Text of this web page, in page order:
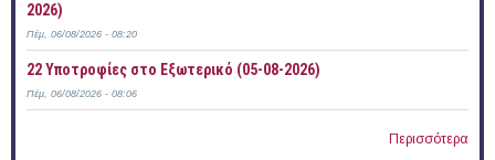
2026)
Πέμ, 06/08/2026 - 08:20
22 Υποτροφίες στο Εξωτερικό (05-08-2026)
Πέμ, 06/08/2026 - 08:06
Περισσότερα